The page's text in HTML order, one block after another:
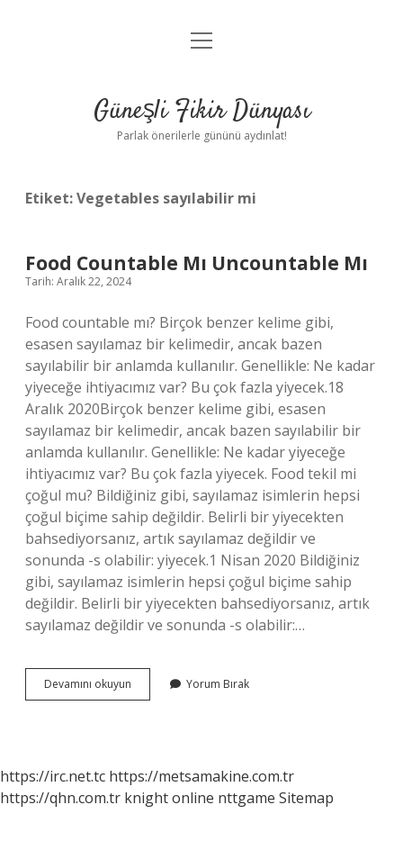
Anasayfa
Yasal Uyarı
menüyü
Güneşli Fikir Dünyası
Parlak önerilerle gününü aydınlat!
Etiket:Vegetables sayılabilir mi
Food Countable Mı Uncountable Mı
Tarih: Aralık 22, 2024
Food countable mı? Birçok benzer kelime gibi,
esasen sayılamaz bir kelimedir, ancak bazen
sayılabilir bir anlamda kullanılır. Genellikle: Ne kadar
yiyeceğe ihtiyacımız var? Bu çok fazla yiyecek.18
Aralık 2020Birçok benzer kelime gibi, esasen
sayılamaz bir kelimedir, ancak bazen sayılabilir bir
anlamda kullanılır. Genellikle: Ne kadar yiyeceğe
ihtiyacımız var? Bu çok fazla yiyecek. Food tekil mi
çoğul mu? Bildiğiniz gibi, sayılamaz isimlerin hepsi
çoğul biçime sahip değildir. Belirli bir yiyecekten
bahsediyorsanız, artık sayılamaz değildir ve
sonunda -s olabilir: yiyecek.1 Nisan 2020 Bildiğiniz
gibi, sayılamaz isimlerin hepsi çoğul biçime sahip
değildir. Belirli bir yiyecekten bahsediyorsanız, artık
sayılamaz değildir ve sonunda -s olabilir:…
Devamını okuyun
Countable
Yorum Bırak
https://irc.net.tc https://metsamakine.com.tr
https://qhn.com.tr knight online nttgame Sitemap